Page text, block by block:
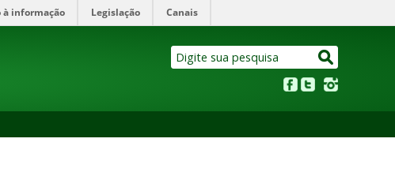
à informação Legislação Canais